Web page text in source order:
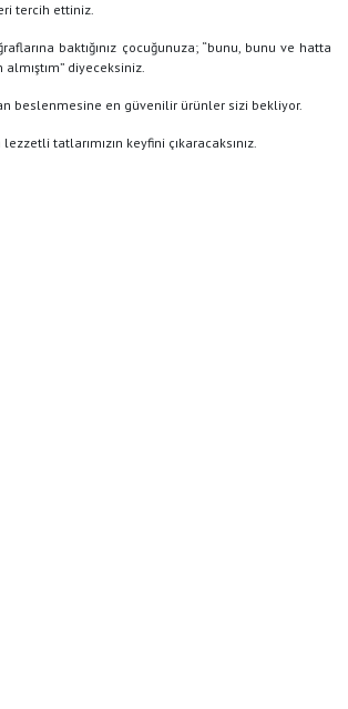
tercih ettiniz.
baktığınız çocuğunuza; “bunu, bunu ve hatta
diyeceksiniz.
beslenmesine en güvenilir ürünler sizi bekliyor.
tatlarımızın keyfini çıkaracaksınız.